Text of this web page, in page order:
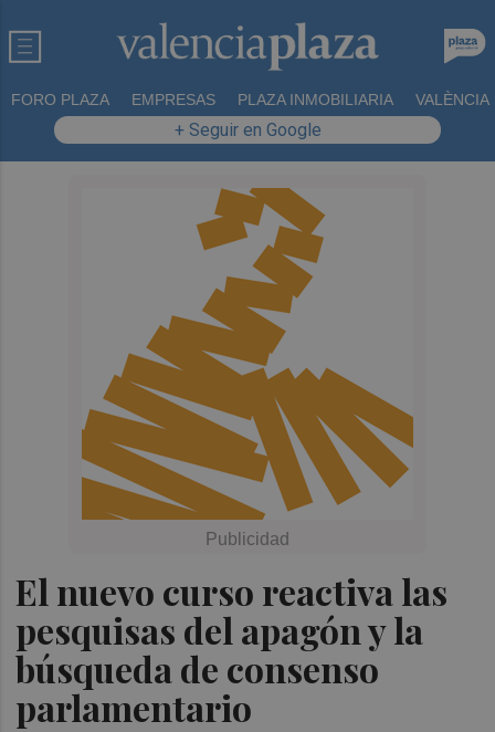
FORO PLAZA EMPRESAS PLAZA INMOBILIARIA VALÈNCIA
+ Seguir en Google
El nuevo curso reactiva las
pesquisas del apagón y la
búsqueda de consenso
parlamentario